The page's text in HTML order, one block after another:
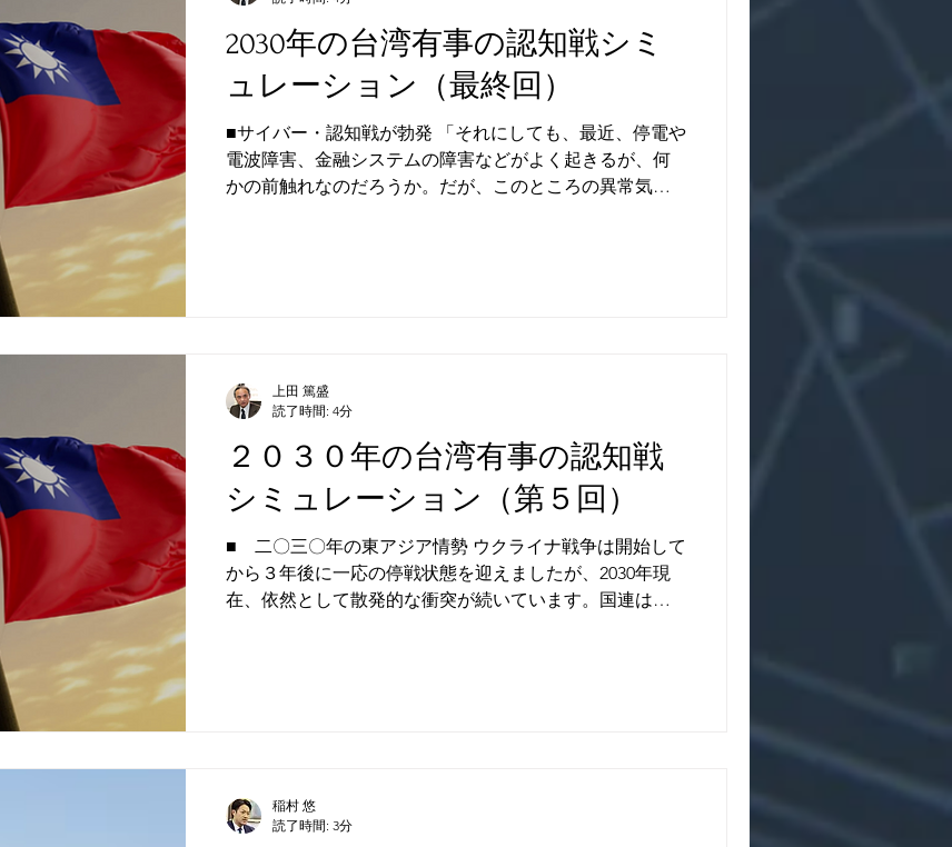
2030年の台湾有事の認知戦シミ
ュレーション（最終回）
■サイバー・認知戦が勃発 「それにしても、最近、停電や
電波障害、金融システムの障害などがよく起きるが、何
かの前触れなのだろうか。だが、このところの異常気象
２０３０年の台湾有事の認知戦
シミュレーション（第５回）
■ 二〇三〇年の東アジア情勢 ウクライナ戦争は開始して
から３年後に一応の停戦状態を迎えましたが、2030年現
在、依然として散発的な衝突が続いています。国連は存
上田 篤盛
読了時間: 4分
稲村 悠
読了時間: 3分